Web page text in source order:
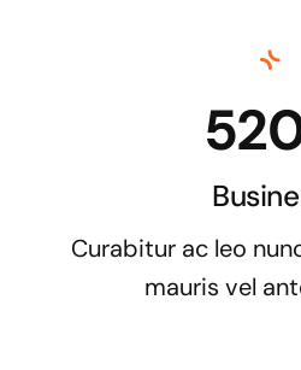
Curabitur ac leo
mauris vel